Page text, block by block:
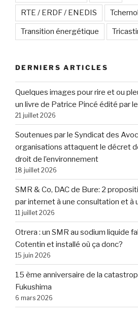
RTE / ERDF / ENEDIS
Transition énergétique
DERNIERS ARTICLES
Quelques images pour rire et ou
un livre de Patrice Pincé édité par le
21 juillet 2026
Soutenues par le Syndicat des
organisations attaquent le décret
droit de l’environnement
18 juillet 2026
SMR & Co, DAC de Bure: 2
par internet à une consultation et à
11 juillet 2026
Otrera : un SMR au sodium liquide
Cotentin et installé où ça donc?
15 juin 2026
15 ème anniversaire de la
Fukushima
6 mars 2026